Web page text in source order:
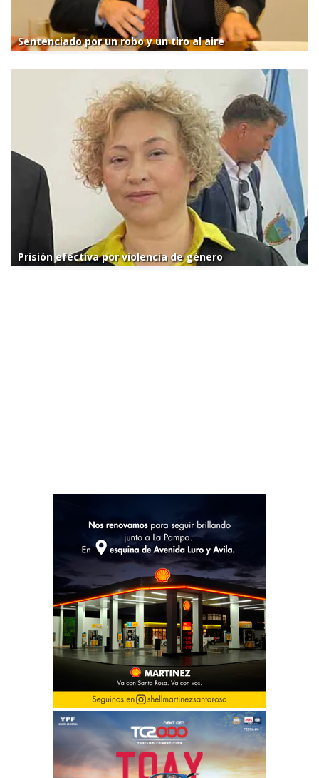
Sentenciado por un robo y un tiro al aire
Prisión efectiva por violencia de género